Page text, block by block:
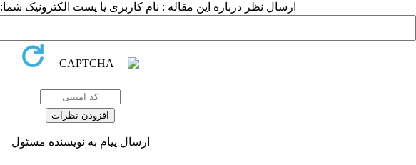
ارسال نظر درباره این مقاله : نام کاربری یا پست الکترونیک شما:
ارسال پیام به نویسنده مسئول